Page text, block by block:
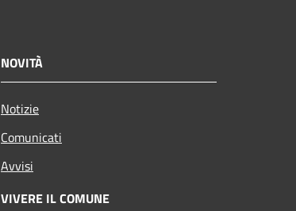
NOVITÀ
Notizie
Comunicati
Avvisi
VIVERE IL COMUNE